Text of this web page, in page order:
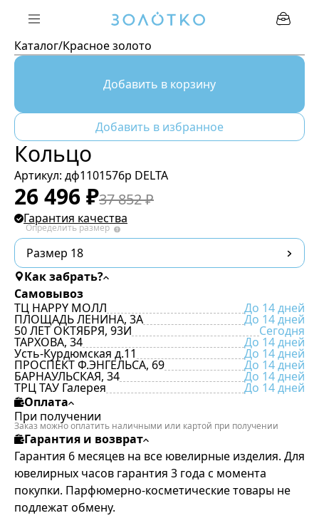
Каталог/Красное золото
Кольцо
Артикул: дф1101576р DELTA
26 496₽37 852₽
Гарантия качества
Размер 18
Определить размер
Добавить в корзину
Добавить в избранное
Как забрать?
Самовывоз
ТЦ HAPPY МОЛЛ
До 14 дней
ПЛОЩАДЬ ЛЕНИНА, 3А До 14 дней
50 ЛЕТ ОКТЯБРЯ, 93И Сегодня
ТАРХОВА, 34 До 14 дней
Усть-Курдюмская д.11 До 14 дней
ПРОСПЕКТ Ф.ЭНГЕЛЬСА, 69 До 14 дней
БАРНАУЛЬСКАЯ, 34 До 14 дней
ТРЦ ТАУ Галерея
До 14 дней
Оплата
При получении
Заказ можно оплатить наличными или картой при получении
Гарантия и возврат
Гарантия 6 месяцев на все ювелирные изделия. Для
ювелирных часов гарантия 3 года с момента
покупки. Парфюмерно-косметические товары не
подлежат обмену.